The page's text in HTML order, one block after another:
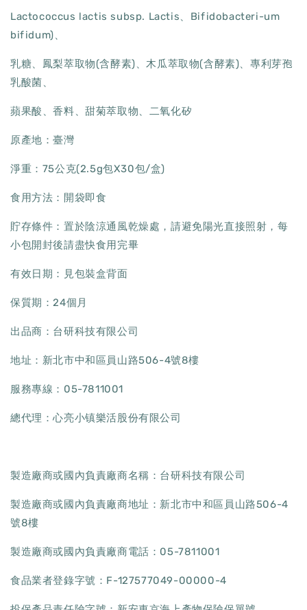
Lactococcus lactis subsp. Lactis、Bifidobacteri-um
bifidum)、
乳糖、鳳梨萃取物(含酵素)、木瓜萃取物(含酵素)、專利芽孢
乳酸菌、
蘋果酸、香料、甜菊萃取物、二氧化矽
原產地：臺灣
淨重：75公克(2.5g包X30包/盒)
食用方法：開袋即食
貯存條件：置於陰涼通風乾燥處，請避免陽光直接照射，每
小包開封後請盡快食用完畢
有效日期：見包裝盒背面
保質期：24個月
出品商：台研科技有限公司
地址：新北市中和區員山路506-4號8樓
服務專線：05-7811001
總代理：心亮小镇樂活股份有限公司
製造廠商或國內負責廠商名稱：台研科技有限公司
製造廠商或國內負責廠商地址：新北市中和區員山路506-4
號8樓
製造廠商或國內負責廠商電話：05-7811001
食品業者登錄字號：F-127577049-00000-4